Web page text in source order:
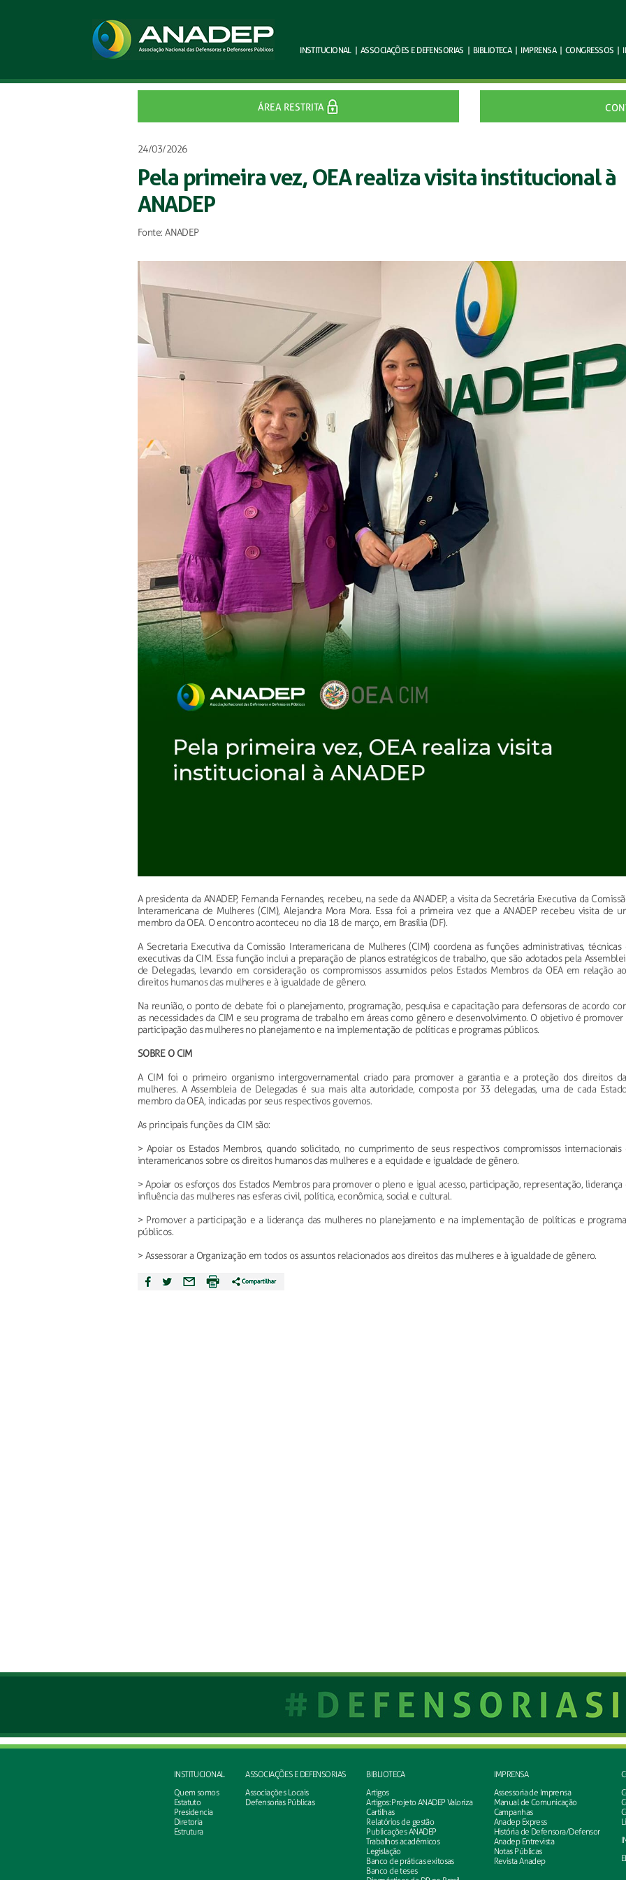
INSTITUCIONAL | ASSOCIAÇÕES EDEFENSORIAS | BIBLIOTECA | IMPRENSA | CONGRESSOS |
ÁREA RESTRITA
24/03/2026
Pela primeira vez, OEA realiza visita institucional à
ANADEP
Fonte: ANADEP
A presidenta da ANADEP, Fernanda Fernandes, recebeu, na sede da ANADEP, a visita da Secretária Executiva da
Interamericana de Mulheres (CIM), Alejandra Mora Mora. Essa foi a primeira vez que a ANADEP recebeu visita de
membro da OEA. O encontro aconteceu no dia 18 de março, em Brasília (DF).
A Secretaria Executiva da Comissão Interamericana de Mulheres (CIM) coordena as funções administrativas, técnicas
executivas da CIM. Essa função inclui a preparação de planos estratégicos de trabalho, que são adotados pela
de Delegadas, levando em consideração os compromissos assumidos pelos Estados Membros da OEA em relação
direitos humanos das mulheres e à igualdade de gênero.
Na reunião, o ponto de debate foi o planejamento, programação, pesquisa e capacitação para defensoras de acordo
as necessidades da CIM e seu programa de trabalho em áreas como gênero e desenvolvimento. O objetivo é promover
participação das mulheres no planejamento e na implementação de políticas e programas públicos.
SOBRE O CIM
A CIM foi o primeiro organismo intergovernamental criado para promover a garantia e a proteção dos direitos
mulheres. A Assembleia de Delegadas é sua mais alta autoridade, composta por 33 delegadas, uma de cada
membro da OEA, indicadas por seus respectivos governos.
As principais funções da CIM são:
> Apoiar os Estados Membros, quando solicitado, no cumprimento de seus respectivos compromissos internacionais
interamericanos sobre os direitos humanos das mulheres e a equidade e igualdade de gênero.
> Apoiar os esforços dos Estados Membros para promover o pleno e igual acesso, participação, representação, liderança
influência das mulheres nas esferas civil, política, econômica, social e cultural.
> Promover a participação e a liderança das mulheres no planejamento e na implementação de políticas e
públicos.
> Assessorar a Organização em todos os assuntos relacionados aos direitos das mulheres e à igualdade de gênero.
INSTITUCIONAL
Quem somos
Estatuto
Presidencia
Diretoria
Estrutura
ASSOCIAÇÕES E DEFENSORIAS
Associações Locais
Defensorias Públicas
BIBLIOTECA
Artigos
Artigos: Projeto ANADEP Valoriza
Cartilhas
Relatórios de gestão
Publicações ANADEP
Trabalhos acadêmicos
Legislação
Banco de práticas exitosas
Banco de teses
IMPRENSA
Assessoria de Imprensa
Manual de Comunicação
Campanhas
Anadep Express
História de Defensora/Defensor
Anadep Entrevista
Notas Públicas
Revista Anadep